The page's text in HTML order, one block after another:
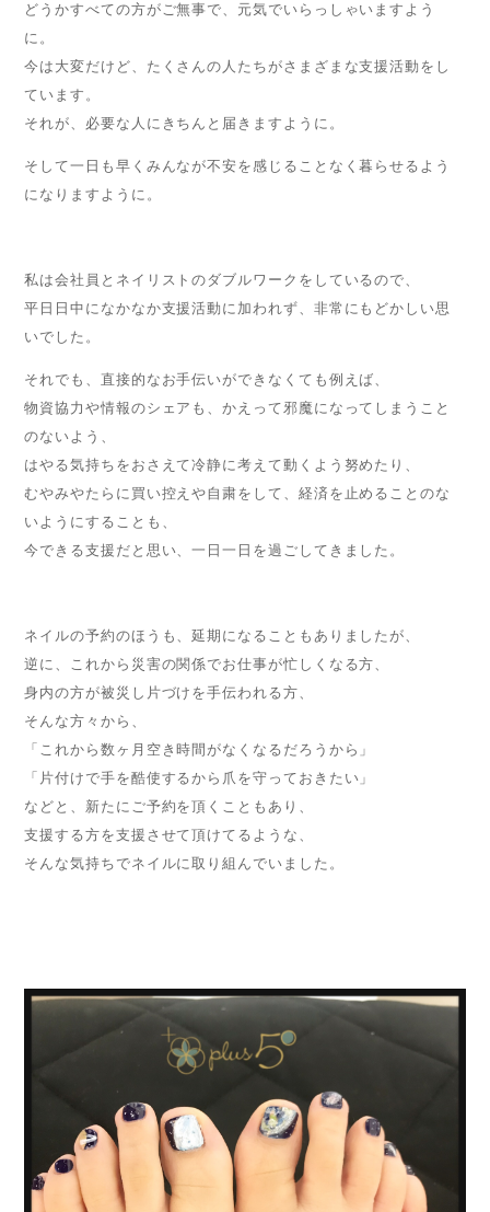
どうかすべての方がご無事で、元気でいらっしゃいますよう
に。
今は大変だけど、たくさんの人たちがさまざまな支援活動をし
ています。
それが、必要な人にきちんと届きますように。
そして一日も早くみんなが不安を感じることなく暮らせるよう
になりますように。
私は会社員とネイリストのダブルワークをしているので、
平日日中になかなか支援活動に加われず、非常にもどかしい思
いでした。
それでも、直接的なお手伝いができなくても例えば、
物資協力や情報のシェアも、かえって邪魔になってしまうこと
のないよう、
はやる気持ちをおさえて冷静に考えて動くよう努めたり、
むやみやたらに買い控えや自粛をして、経済を止めることのな
いようにすることも、
今できる支援だと思い、一日一日を過ごしてきました。
ネイルの予約のほうも、延期になることもありましたが、
逆に、これから災害の関係でお仕事が忙しくなる方、
身内の方が被災し片づけを手伝われる方、
そんな方々から、
「これから数ヶ月空き時間がなくなるだろうから」
「片付けで手を酷使するから爪を守っておきたい」
などと、新たにご予約を頂くこともあり、
支援する方を支援させて頂けてるような、
そんな気持ちでネイルに取り組んでいました。